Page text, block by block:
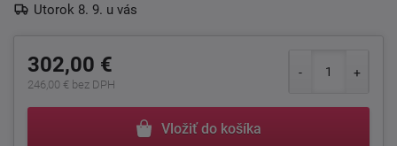
Utorok 8. 9. u vás
302,00 €
246,00 € bez DPH
Vložiť do košíka